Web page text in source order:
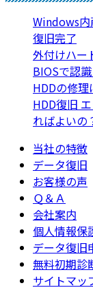
Windows
復旧完了
外付けハー
BIOSで認
HDDの修理
HDD復旧
ればよいの
当社の特徴
データ復旧
お客様の声
Ｑ＆Ａ
会社案内
個人情報保
データ復旧
無料初期診
サイトマッ